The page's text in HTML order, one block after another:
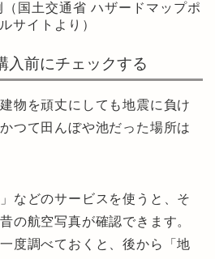
国土交通省 ハザードマップポ
サイトより）
入前にチェックする
物を頑丈にしても地震に負け
つて田んぼや池だった場所は
などのサービスを使うと、そ
の航空写真が確認できます。
度調べておくと、後から「地